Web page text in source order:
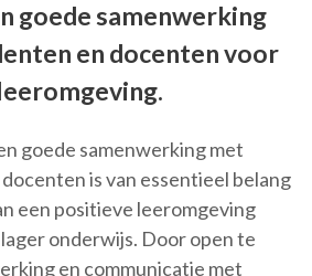
goede samenwerking
en docenten voor
goede samenwerking met
is van essentieel belang
een positieve leeromgeving
onderwijs. Door open te
en communicatie met